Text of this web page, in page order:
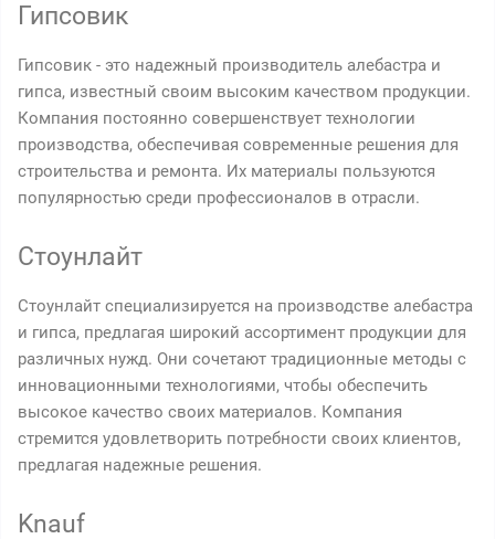
Гипсовик
Гипсовик - это надежный производитель алебастра и
гипса, известный своим высоким качеством продукции.
Компания постоянно совершенствует технологии
производства, обеспечивая современные решения для
строительства и ремонта. Их материалы пользуются
популярностью среди профессионалов в отрасли.
Стоунлайт
Стоунлайт специализируется на производстве алебастра
и гипса, предлагая широкий ассортимент продукции для
различных нужд. Они сочетают традиционные методы с
инновационными технологиями, чтобы обеспечить
высокое качество своих материалов. Компания
стремится удовлетворить потребности своих клиентов,
предлагая надежные решения.
Knauf